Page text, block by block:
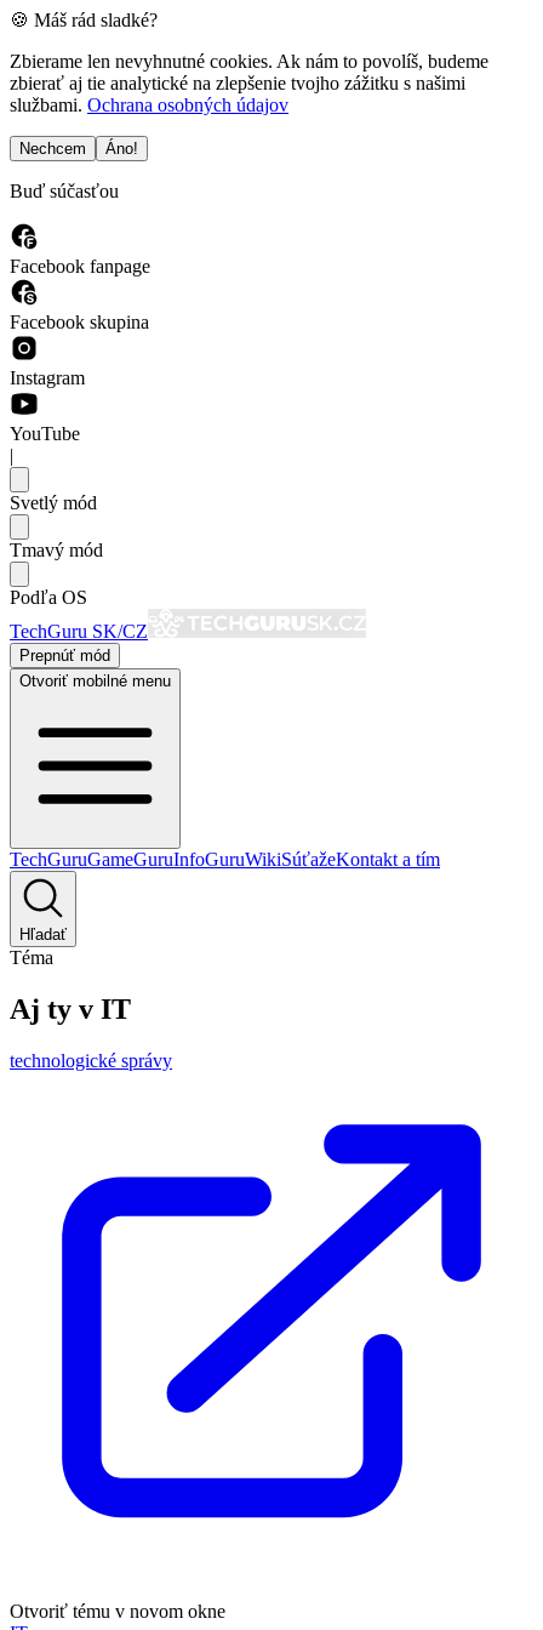
🍪 Máš rád sladké?
Zbierame len nevyhnutné cookies. Ak nám to povolíš, budeme
zbierať aj tie analytické na zlepšenie tvojho zážitku s našimi
službami. Ochrana osobných údajov
Nechcem Áno!
Buď súčasťou
Facebook fanpage
Facebook skupina
Instagram
YouTube
|
Svetlý mód
Tmavý mód
Podľa OS
TechGuru SK/CZ
Prepnúť mód
Otvoriť mobilné menu
TechGuruGameGuruInfoGuruWikiSúťažeKontakt a tím
Hľadať
Téma
Aj ty v IT
technologické správy
Otvoriť tému v novom okne